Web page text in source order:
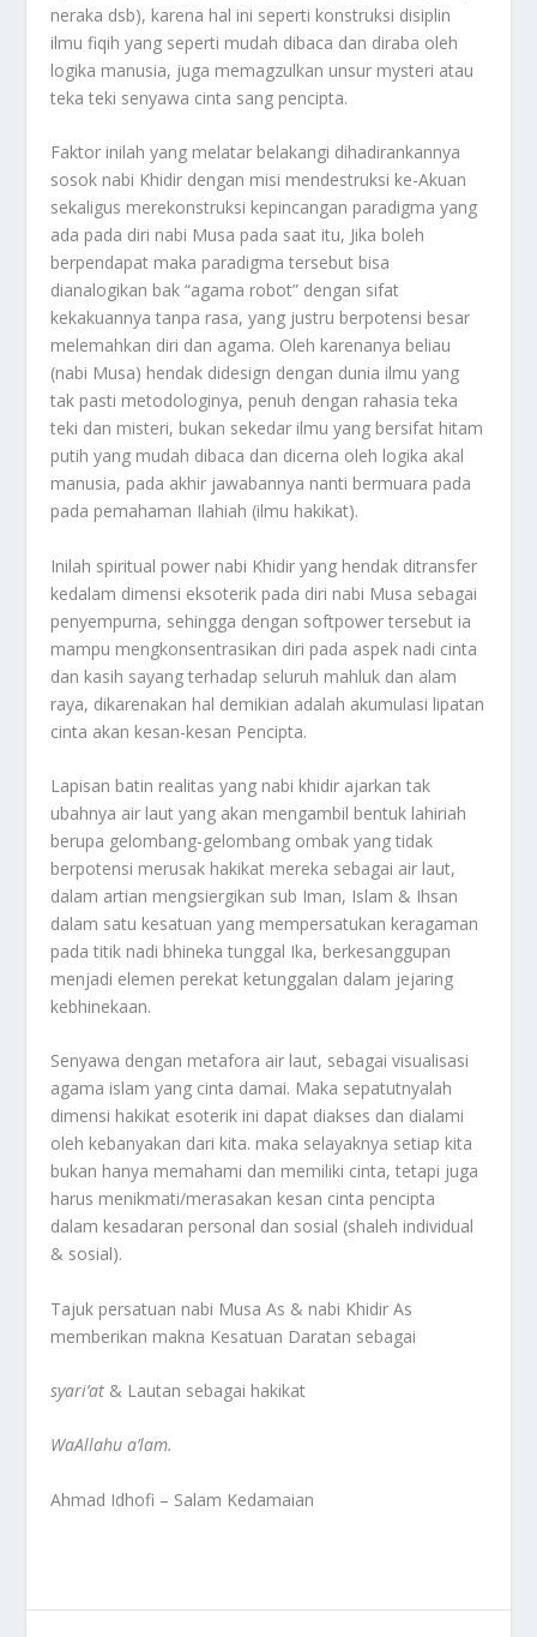
neraka dsb), karena hal ini seperti konstruksi disiplin
ilmu fiqih yang seperti mudah dibaca dan diraba oleh
logika manusia, juga memagzulkan unsur mysteri atau
teka teki senyawa cinta sang pencipta.
Faktor inilah yang melatar belakangi dihadirankannya
sosok nabi Khidir dengan misi mendestruksi ke-Akuan
sekaligus merekonstruksi kepincangan paradigma yang
ada pada diri nabi Musa pada saat itu, Jika boleh
berpendapat maka paradigma tersebut bisa
dianalogikan bak “agama robot” dengan sifat
kekakuannya tanpa rasa, yang justru berpotensi besar
melemahkan diri dan agama. Oleh karenanya beliau
(nabi Musa) hendak didesign dengan dunia ilmu yang
tak pasti metodologinya, penuh dengan rahasia teka
teki dan misteri, bukan sekedar ilmu yang bersifat hitam
putih yang mudah dibaca dan dicerna oleh logika akal
manusia, pada akhir jawabannya nanti bermuara pada
pada pemahaman Ilahiah (ilmu hakikat).
Inilah spiritual power nabi Khidir yang hendak ditransfer
kedalam dimensi eksoterik pada diri nabi Musa sebagai
penyempurna, sehingga dengan softpower tersebut ia
mampu mengkonsentrasikan diri pada aspek nadi cinta
dan kasih sayang terhadap seluruh mahluk dan alam
raya, dikarenakan hal demikian adalah akumulasi lipatan
cinta akan kesan-kesan Pencipta.
Lapisan batin realitas yang nabi khidir ajarkan tak
ubahnya air laut yang akan mengambil bentuk lahiriah
berupa gelombang-gelombang ombak yang tidak
berpotensi merusak hakikat mereka sebagai air laut,
dalam artian mengsiergikan sub Iman, Islam & Ihsan
dalam satu kesatuan yang mempersatukan keragaman
pada titik nadi bhineka tunggal Ika, berkesanggupan
menjadi elemen perekat ketunggalan dalam jejaring
kebhinekaan.
Senyawa dengan metafora air laut, sebagai visualisasi
agama islam yang cinta damai. Maka sepatutnyalah
dimensi hakikat esoterik ini dapat diakses dan dialami
oleh kebanyakan dari kita. maka selayaknya setiap kita
bukan hanya memahami dan memiliki cinta, tetapi juga
harus menikmati/merasakan kesan cinta pencipta
dalam kesadaran personal dan sosial (shaleh individual
& sosial).
Tajuk persatuan nabi Musa As & nabi Khidir As
memberikan makna Kesatuan Daratan sebagai
syari’at & Lautan sebagai hakikat
WaAllahu a’lam.
Ahmad Idhofi – Salam Kedamaian